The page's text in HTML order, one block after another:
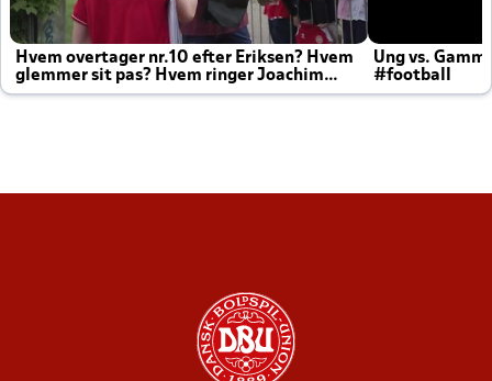
Hvem overtager nr.10 efter Eriksen? Hvem
glemmer sit pas? Hvem ringer Joachim
altid til efter kampe?
Ung vs.
#football